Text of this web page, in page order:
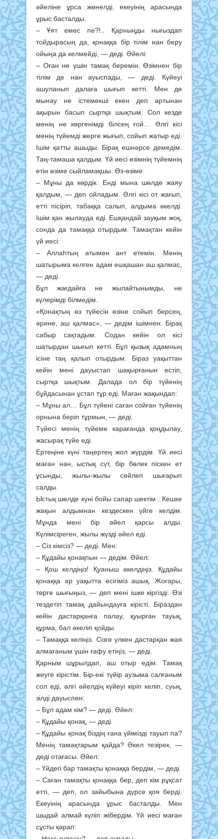
әйеліне ұрса жөнелді, екеуінің арасында
ұрыс басталды.
– Ұят емес пе?!.. Қарныңды нығыздап
тойдырасың да, қонаққа бір тілім нан беру
ойыңа да келмейді, — деді. Әйелі:
– Оған не үшін тамақ беремін. Өзімнен бір
тілім де нан ауыспады, — деді. Күйеуі
ашуланып далаға шығып кетті. Мен де
мынау не істемекші екен деп артынан
ақырын басып сыртқа шықтым. Сол кезде
менің не көргенімді білсең ғой… Әлгі кісі
менің түйемді жерге жығып, сойып жатыр еді.
Ішім қатты ашыды. Бірақ ешнәрсе демедім.
Таң-тамаша қалдым. Үй иесі өзімнің түйемнің
етін өзіме сыйламақшы. Өз-өзіме:
– Мұны да көрдік. Енді мына шөлде жаяу
қалдым, — деп ойладым. Әлгі кісі от жағып,
етті пісіріп, табаққа салып, алдыма әкелді.
Ішім қан жылауда еді. Ешқандай зауқым жоқ,
сонда да тамаққа отырдым. Тамақтан кейін
үй иесі:
– Аллаһтың атымен ант етемін. Менің
шатырыма келген адам ешқашан аш қалмас,
— деді.
Бұл жағдайға не жылайтынымды, не
күлерімді білмедім.
«Қонақтың өз түйесін өзіне сойып берсең,
әрине, аш қалмас», — дедім ішімнен. Бірақ
сабыр сақтадым. Содан кейін ол кісі
шатырдан шығып кетті. Бұл қызық адамның
ісіне таң қалып отырдым. Біраз уақыттан
кейін мені дауыстап шақырғанын естіп,
сыртқа шықтым. Далада ол бір түйенің
бұйдасынан ұстап тұр еді. Маған жақындап:
– Мұны ал… Бұл түйені саған сойған түйенің
орнына беріп тұрмын, — деді.
Түйесі менің түйеме карағанда қоңдылау,
жасырақ түйе еді.
Ертеңіне күні таңертең жол жүрдім. Үй иесі
маған нан, ыстық сүт, бір бөлек піскен ет
ұсынды, жылы-жылы сөйлеп шығарып
салды.
Ыстық шөлде күні бойы сапар шектім . Кешке
жақын алдымнан кездескен үйге келдім.
Мұнда мені бір әйел қарсы алды.
Күлімсіреген, жылы жүзді әйел еді.
– Сіз кімсіз? — деді. Мен:
– Құдайы қонақпын — дедім. Әйел:
– Қош келдіңіз! Қуаныш әкелдіңіз. Құдайы
қонаққа әр уақытта есігіміз ашық. Жоғары,
төрге шығыңыз, — деп мені ішке кіргізді. Өзі
тездетіп тамақ дайындауға кірісті. Біраздан
кейін дастарқанға палау, қуырған тауық,
құрма, бал әкеліп қойды.
– Тамаққа келіңіз. Сізге үлкен дастарқан жая
алмағаным үшін ғафу етіңіз, — деді.
Қарным шұрылдап, аш отыр едім. Тамақ
жеуге кірістім. Бір-екі түйір аузыма салғаным
сол еді, әлгі әйелдің күйеуі кіріп келіп, суық,
зілді дауыспен:
– Бұл адам кім? — деді. Әйел:
– Құдайы қонақ, — деді.
– Құдайы қонақ біздің ғана үйімізді тауып па?
Менің тамақтарым қайда? Әкел тезірек, —
деді отағасы. Әйел:
– Үйдегі бар тамақты қонаққа бердім, — деді.
– Саған тамақты қонаққа бер, деп кім рұқсат
етті, — деп, ол зайыбына дүрсе қоя берді.
Екеуінің арасында ұрыс басталды. Мен
шыдай алмай күліп жібердім. Үй иесі маған
сұсты қарап: